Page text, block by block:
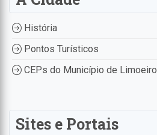
História
Pontos Turísticos
CEPs do Município de Limoeiro
Sites e Portais